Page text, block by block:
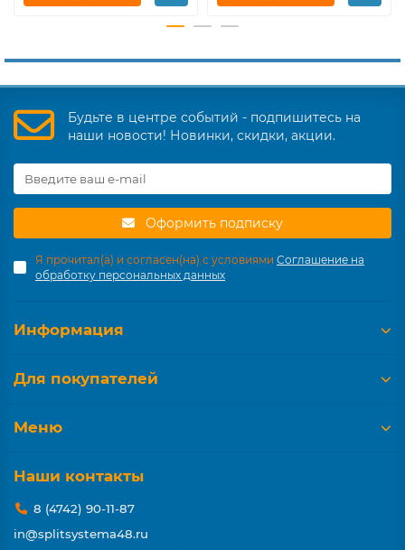
Будьте в центре событий - подпишитесь на
наши новости! Новинки, скидки, акции.
Оформить подписку
Я прочитал(а) и согласен(на) с условиями Соглашение на
обработку персональных данных
Информация
Для покупателей
Меню
Наши контакты
8 (4742) 90-11-87
in@splitsystema48.ru